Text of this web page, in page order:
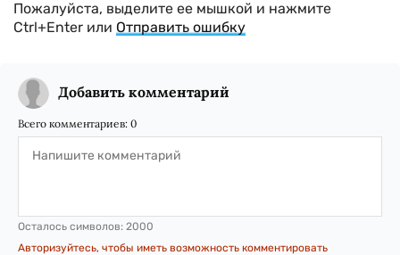
Пожалуйста, выделите ее мышкой и нажмите
Ctrl+Enter или Отправить ошибку
Добавить комментарий
Всего комментариев: 0
Осталось символов: 2000
Авторизуйтесь, чтобы иметь возможность комментировать